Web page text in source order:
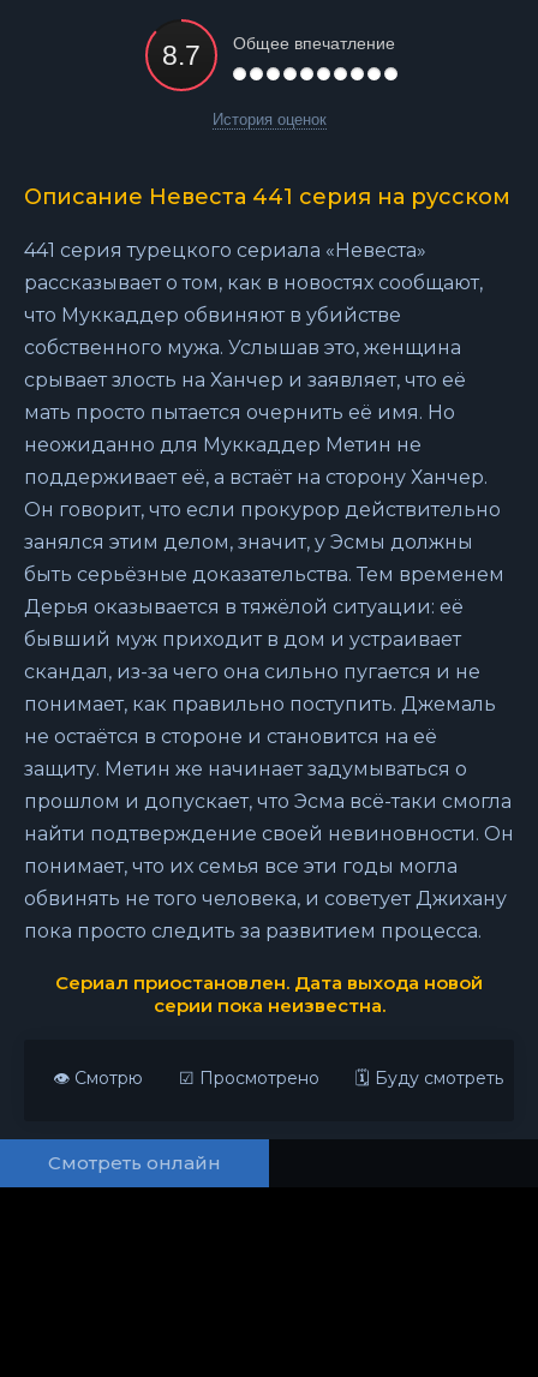
Общее впечатление
История оценок
Описание Невеста 441 серия на русском
441 серия турецкого сериала «Невеста»
рассказывает о том, как в новостях сообщают,
что Муккаддер обвиняют в убийстве
собственного мужа. Услышав это, женщина
срывает злость на Ханчер и заявляет, что её
мать просто пытается очернить её имя. Но
неожиданно для Муккаддер Метин не
поддерживает её, а встаёт на сторону Ханчер.
Он говорит, что если прокурор действительно
занялся этим делом, значит, у Эсмы должны
быть серьёзные доказательства. Тем временем
Дерья оказывается в тяжёлой ситуации: её
бывший муж приходит в дом и устраивает
скандал, из-за чего она сильно пугается и не
понимает, как правильно поступить. Джемаль
не остаётся в стороне и становится на её
защиту. Метин же начинает задумываться о
прошлом и допускает, что Эсма всё-таки смогла
найти подтверждение своей невиновности. Он
понимает, что их семья все эти годы могла
обвинять не того человека, и советует Джихану
пока просто следить за развитием процесса.
Сериал приостановлен. Дата выхода новой
серии пока неизвестна.
👁 Смотрю ☑ Просмотрено 🗓 Буду смотреть
Смотреть онлайн